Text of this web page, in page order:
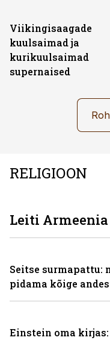
Viikingisaagade
kuulsaimad ja
kurikuulsaimad
supernaised
RELIGIOON
Leiti
Seitse surmapattu:
pidama kõige
Einstein oma